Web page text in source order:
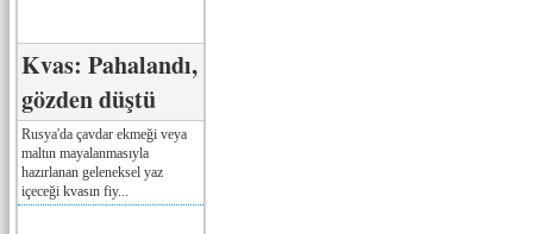
Kvas: Pahalandı,
gözden düştü
Rusya'da çavdar ekmeği veya
maltın mayalanmasıyla
hazırlanan geleneksel yaz
içeceği kvasın fiy...